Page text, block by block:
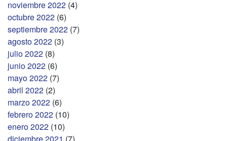
noviembre 2022 (4)
octubre 2022 (6)
septiembre 2022 (7)
agosto 2022 (3)
julio 2022 (8)
junio 2022 (6)
mayo 2022 (7)
abril 2022 (2)
marzo 2022 (6)
febrero 2022 (10)
enero 2022 (10)